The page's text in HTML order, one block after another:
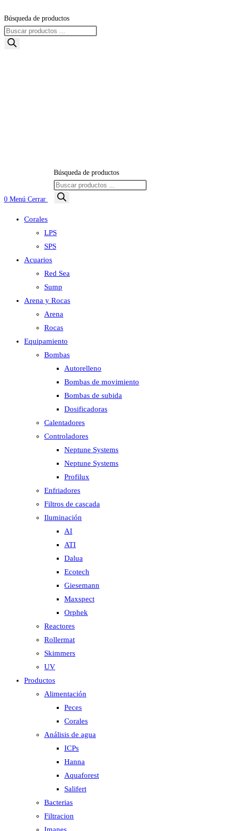
Búsqueda de productos
0 Menú Cerrar
Búsqueda de productos
Corales
LPS
SPS
Acuarios
Red Sea
Sump
Arena y Rocas
Arena
Rocas
Equipamiento
Bombas
Autorelleno
Bombas de movimiento
Bombas de subida
Dosificadoras
Calentadores
Controladores
Neptune Systems
Neptune Systems
Profilux
Enfriadores
Filtros de cascada
Iluminación
AI
ATI
Dalua
Ecotech
Giesemann
Maxspect
Orphek
Reactores
Rollermat
Skimmers
UV
Productos
Alimentación
Peces
Corales
Análisis de agua
ICPs
Hanna
Aquaforest
Salifert
Bacterias
Filtracion